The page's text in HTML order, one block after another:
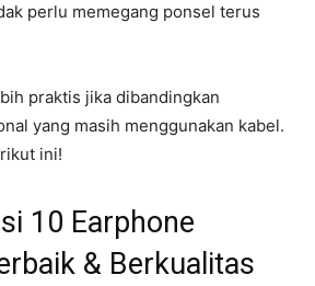
perlu memegang ponsel terus
praktis jika dibandingkan
yang masih menggunakan kabel.
ini!
10 Earphone
& Berkualitas